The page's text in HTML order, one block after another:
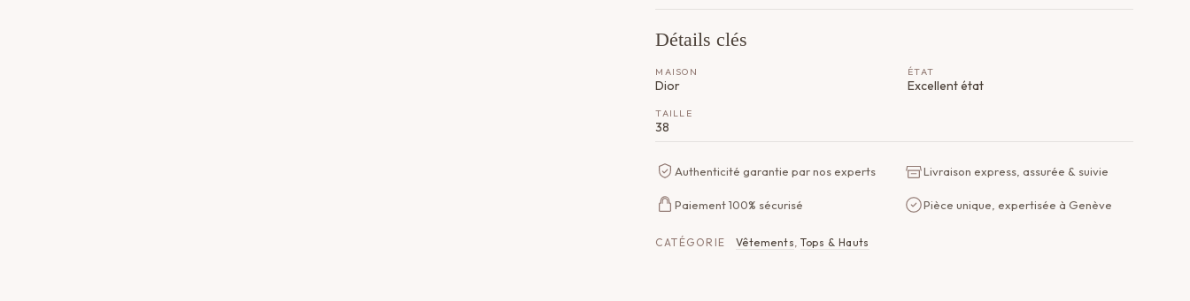
Détails clés
MAISON
Dior
ÉTAT
Excellent état
TAILLE
38
Authenticité garantie par nos experts Livraison express, assurée & suivie
Paiement 100% sécurisé Pièce unique, expertisée à Genève
CATÉGORIE Vêtements,Tops & Hauts